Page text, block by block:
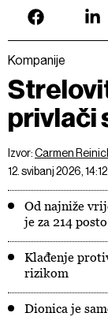
Kompanije
privlači
Izvor:Carmen
12. svibanj 2026, 14:12
Od najniže
je za 214 posto
Klađenje
rizikom
Dionica je